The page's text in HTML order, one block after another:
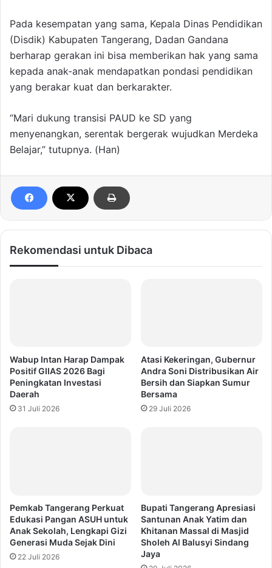
Pada kesempatan yang sama, Kepala Dinas Pendidikan
(Disdik) Kabupaten Tangerang, Dadan Gandana
berharap gerakan ini bisa memberikan hak yang sama
kepada anak-anak mendapatkan pondasi pendidikan
yang berakar kuat dan berkarakter.
“Mari dukung transisi PAUD ke SD yang
menyenangkan, serentak bergerak wujudkan Merdeka
Belajar,” tutupnya. (Han)
Rekomendasi untuk Dibaca
Wabup Intan Harap Dampak
Positif GIIAS 2026 Bagi
Peningkatan Investasi
Daerah
31 Juli 2026
Atasi Kekeringan, Gubernur
Andra Soni Distribusikan Air
Bersih dan Siapkan Sumur
Bersama
29 Juli 2026
Pemkab Tangerang Perkuat
Edukasi Pangan ASUH untuk
Anak Sekolah, Lengkapi Gizi
Generasi Muda Sejak Dini
22 Juli 2026
Bupati Tangerang Apresiasi
Santunan Anak Yatim dan
Khitanan Massal di Masjid
Sholeh Al Balusyi Sindang
Jaya